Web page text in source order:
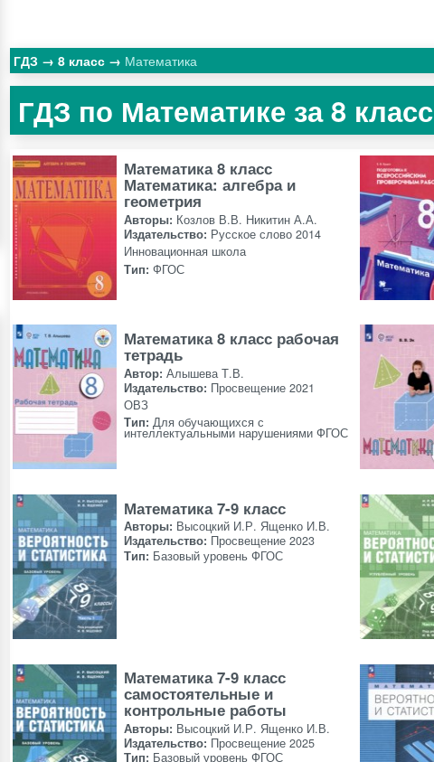
ГДЗ 8 класс Математика
ГДЗ по Математике за 8 класс
Математика 8 класс
Математика: алгебра и
геометрия
Авторы: Козлов В.В. Никитин А.А.
Издательство: Русское слово 2014
Инновационная школа
Тип: ФГОС
Математика 8 класс рабочая
тетрадь
Автор: Алышева Т.В.
Издательство: Просвещение 2021
ОВЗ
Тип: Для обучающихся с
интеллектуальными нарушениями ФГОС
Математика 7-9 класс
Авторы: Высоцкий И.Р. Ященко И.В.
Издательство: Просвещение 2023
Тип: Базовый уровень ФГОС
Математика 7-9 класс
самостоятельные и
контрольные работы
Авторы: Высоцкий И.Р. Ященко И.В.
Издательство: Просвещение 2025
Тип: Базовый уровень ФГОС